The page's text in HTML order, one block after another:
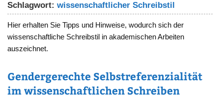
Schlagwort:wissenschaftlicher Schreibstil
Hier erhalten Sie Tipps und Hinweise, wodurch sich der
wissenschaftliche Schreibstil in akademischen Arbeiten
auszeichnet.
Gendergerechte Selbstreferenzialität
im wissenschaftlichen Schreiben